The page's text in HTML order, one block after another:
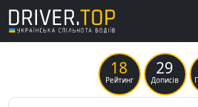
18
Рейтинг
29
Дописів